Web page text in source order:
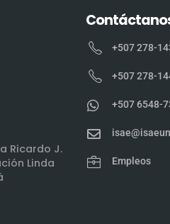
Ricardo J.
Linda
+507 278-
+507 278-
+507 6548-
Empleos